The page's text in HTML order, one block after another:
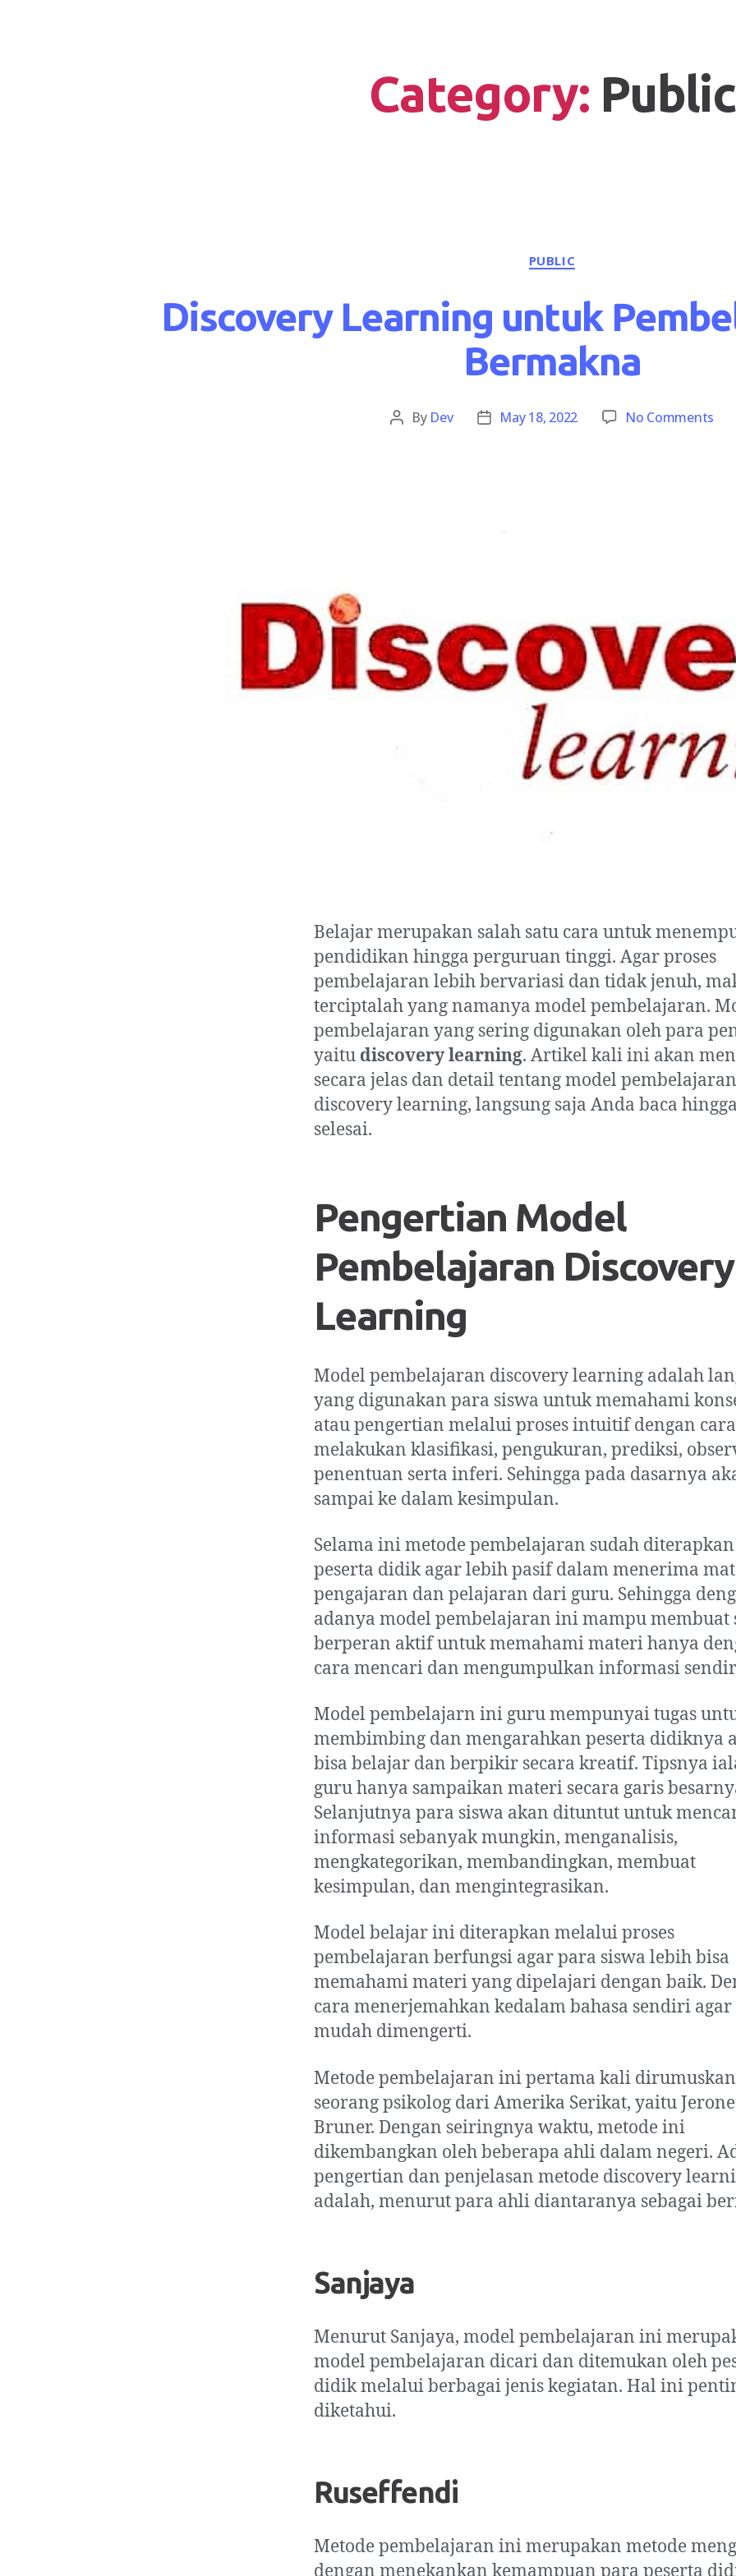
Category: Public
PUBLIC
Discovery Learning untuk
Bermakna
By Dev May 18, 2022 No Comments
Belajar merupakan salah satu cara untuk
pendidikan hingga perguruan tinggi. Agar proses
pembelajaran lebih bervariasi dan tidak jenuh,
terciptalah yang namanya model pembelajaran.
pembelajaran yang sering digunakan oleh para
yaitu discovery learning. Artikel kali ini akan
secara jelas dan detail tentang model pembelajaran
discovery learning, langsung saja Anda baca hingga
selesai.
Pengertian Model
Pembelajaran Discovery
Learning
Model pembelajaran discovery learning adalah
yang digunakan para siswa untuk memahami
atau pengertian melalui proses intuitif dengan cara
melakukan klasifikasi, pengukuran, prediksi,
penentuan serta inferi. Sehingga pada dasarnya
sampai ke dalam kesimpulan.
Selama ini metode pembelajaran sudah
peserta didik agar lebih pasif dalam menerima
pengajaran dan pelajaran dari guru. Sehingga
adanya model pembelajaran ini mampu membuat
berperan aktif untuk memahami materi hanya
cara mencari dan mengumpulkan informasi
Model pembelajarn ini guru mempunyai tugas
membimbing dan mengarahkan peserta didiknya
bisa belajar dan berpikir secara kreatif. Tipsnya
guru hanya sampaikan materi secara garis
Selanjutnya para siswa akan dituntut untuk
informasi sebanyak mungkin, menganalisis,
mengkategorikan, membandingkan, membuat
kesimpulan, dan mengintegrasikan.
Model belajar ini diterapkan melalui proses
pembelajaran berfungsi agar para siswa lebih bisa
memahami materi yang dipelajari dengan baik.
cara menerjemahkan kedalam bahasa sendiri
mudah dimengerti.
Metode pembelajaran ini pertama kali
seorang psikolog dari Amerika Serikat, yaitu Jerone
Bruner. Dengan seiringnya waktu, metode ini
dikembangkan oleh beberapa ahli dalam negeri.
pengertian dan penjelasan metode discovery
adalah, menurut para ahli diantaranya sebagai
Sanjaya
Menurut Sanjaya, model pembelajaran ini
model pembelajaran dicari dan ditemukan oleh
didik melalui berbagai jenis kegiatan. Hal ini
diketahui.
Ruseffendi
Metode pembelajaran ini merupakan metode
dengan menekankan kemampuan para peserta